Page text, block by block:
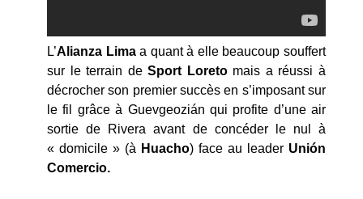
L’Alianza Limaa quant à elle beaucoup souffert
sur le terrain deSport Loretomais a réussi à
décrocher son premier succès en s’imposant sur
le fil grâce à Guevgeozián qui profite d’une air
sortie de Rivera avant de concéder le nul à
« domicile » (à Huacho) face au leader Unión
Comercio.